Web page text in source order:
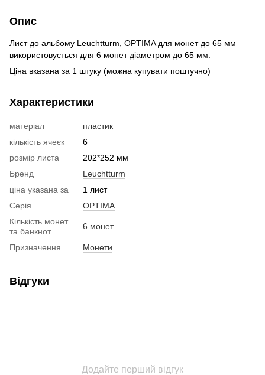
Опис
Лист до альбому Leuchtturm, OPTIMA для монет до 65 мм
використовується для 6 монет діаметром до 65 мм.
Ціна вказана за 1 штуку (можна купувати поштучно)
Характеристики
матеріал
пластик
кількість ячеєк
6
розмір листа
202*252 мм
Бренд
Leuchtturm
ціна указана за
1 лист
Серія
OPTIMA
Кількість монет
та банкнот
6 монет
Призначення Монети
Відгуки
Додайте перший відгук